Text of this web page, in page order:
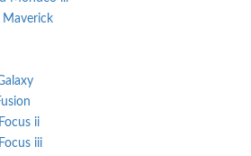
Maverick
ii
iii